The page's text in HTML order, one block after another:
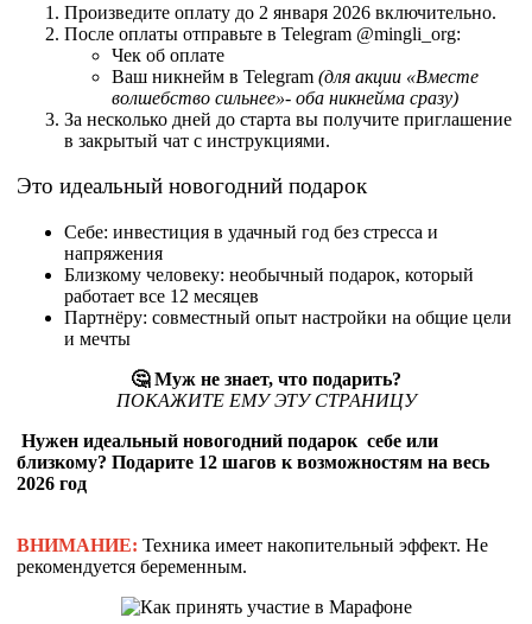
Произведите оплату до 2 января 2026 включительно.​
После оплаты отправьте в Telegram @mingli_org:​
Чек об оплате
Ваш никнейм в Telegram (для акции «Вместе
волшебство сильнее»- оба никнейма сразу)
За несколько дней до старта вы получите приглашение
в закрытый чат с инструкциями.​
Это идеальный новогодний подарок
Себе: инвестиция в удачный год без стресса и
напряжения​
Близкому человеку: необычный подарок, который
работает все 12 месяцев​
Партнёру: совместный опыт настройки на общие цели
и мечты​
🤔 Муж не знает, что подарить?
ПОКАЖИТЕ ЕМУ ЭТУ СТРАНИЦУ
Нужен идеальный новогодний подарок себе или
близкому? Подарите 12 шагов к возможностям на весь
2026 год
ВНИМАНИЕ: Техника имеет накопительный эффект. Не
рекомендуется беременным.